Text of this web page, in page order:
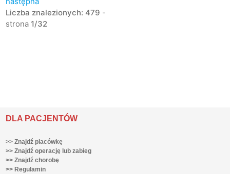
Liczba znalezionych: 479 -
strona 1/32
DLA PACJENTÓW
>> Znajdź placówkę
>> Znajdź operację lub zabieg
>> Znajdź chorobę
>> Regulamin